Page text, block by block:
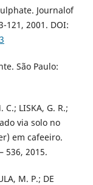
Journalof
121, 2001. DOI:
São Paulo:
C.; LISKA, G. R.;
via solo no
em cafeeiro.
536, 2015.
M. P.; DE